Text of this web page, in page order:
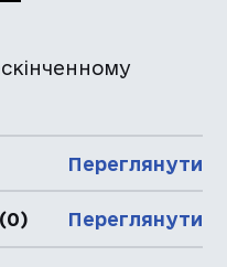
Переглянути
Переглянути